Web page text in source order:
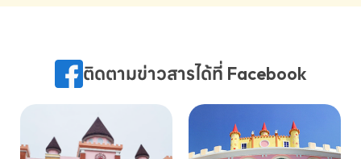
ภาษา ผ่านประสบการณ์การเรียนรู้
075-691910ติดตามข่าวสารได้ที่ Facebook